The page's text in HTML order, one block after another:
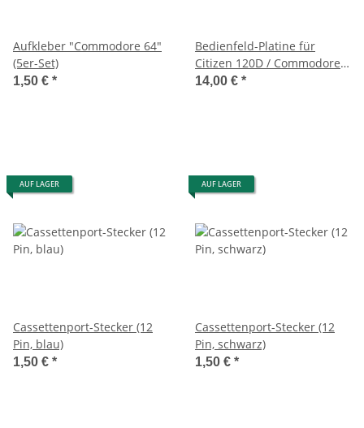
Aufkleber "Commodore 64"
(5er-Set)
1,50 € *
Bedienfeld-Platine für
Citizen 120D / Commodore
MPS 1220/1250
14,00 € *
AUF LAGER
Cassettenport-Stecker (12
Pin, blau)
1,50 € *
AUF LAGER
Cassettenport-Stecker (12
Pin, schwarz)
1,50 € *